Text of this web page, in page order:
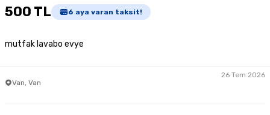
500 TL 6 aya varan taksit!
mutfak lavabo evye
Van, Van
26 Tem 2026